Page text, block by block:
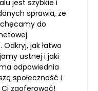
jest szybkie i
sprawia, że
do
jak łatwo
ustnej i jaki
odpowiednia
społeczność i
zaoferować!